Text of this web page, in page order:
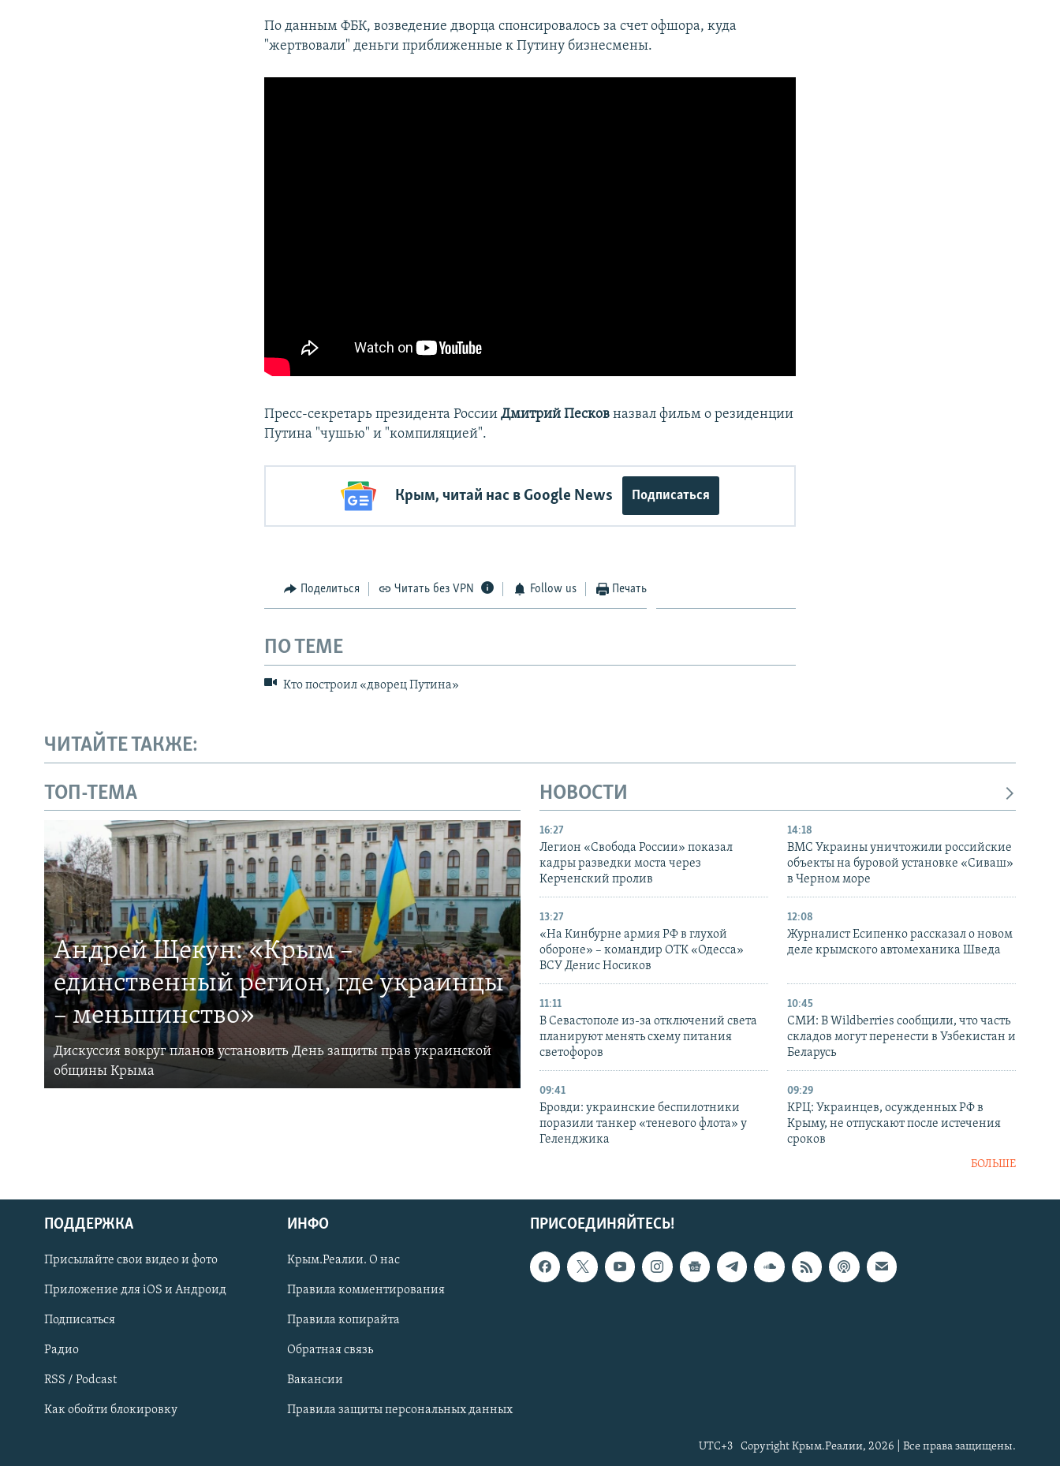
Українською
Qırımtatar
ПРИСОЕДИНЯЙТЕСЬ!
По данным ФБК, возведение дворца спонсировалось за счет офшора, куда
"жертвовали" деньги приближенные к Путину бизнесмены.
Пресс-секретарь президента РоссииДмитрий Песков назвал фильм о резиденции
Путина "чушью" и "компиляцией".
Крым, читай нас в Google News Подписаться
Поделиться Читать без VPN Follow us Печать
ПО ТЕМЕ
Кто построил «дворец Путина»
ЧИТАЙТЕ ТАКЖЕ:
ТОП-ТЕМА
Андрей Щекун: «Крым –
единственный регион, где украинцы
– меньшинство»
Дискуссия вокруг планов установить День защиты прав украинской
общины Крыма
НОВОСТИ
16:27
Легион «Свобода России» показал
кадры разведки моста через
Керченский пролив
14:18
ВМС Украины уничтожили российские
объекты на буровой установке «Сиваш»
в Черном море
13:27
«На Кинбурне армия РФ в глухой
обороне» – командир ОТК «Одесса»
ВСУ Денис Носиков
12:08
Журналист Есипенко рассказал о новом
деле крымского автомеханика Шведа
11:11
В Севастополе из-за отключений света
планируют менять схему питания
светофоров
10:45
СМИ: В Wildberries сообщили, что часть
складов могут перенести в Узбекистан и
Беларусь
09:41
Бровди: украинские беспилотники
поразили танкер «теневого флота» у
Геленджика
09:29
КРЦ: Украинцев, осужденных РФ в
Крыму, не отпускают после истечения
сроков
БОЛЬШЕ
ПРИСОЕДИНЯЙТЕСЬ!
ПОДДЕРЖКА
Присылайте свои видео и фото
Приложение для iOS и Андроид
Подписаться
Радио
RSS / Podcast
Как обойти блокировку
ИНФО
Крым.Реалии. О нас
Правила комментирования
Правила копирайта
Обратная связь
Вакансии
Правила защиты персональных данных
Copyright Крым.Реалии, 2026 | Все права защищены.
UTC+3